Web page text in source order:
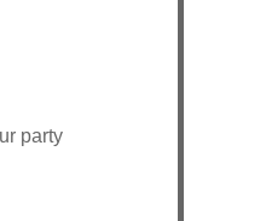
party